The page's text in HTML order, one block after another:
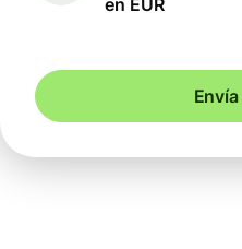
en EUR